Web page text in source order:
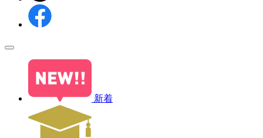
新着